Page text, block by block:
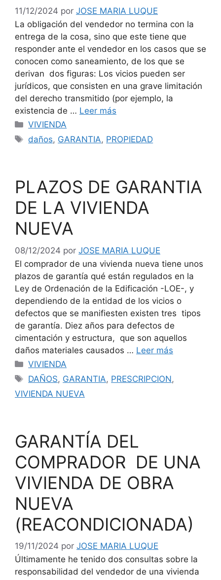
11/12/2024 por JOSE MARIA LUQUE
La obligación del vendedor no termina con la
entrega de la cosa, sino que este tiene que
responder ante el vendedor en los casos que se
conocen como saneamiento, de los que se
derivan dos figuras: Los vicios pueden ser
jurídicos, que consisten en una grave limitación
del derecho transmitido (por ejemplo, la
existencia de … Leer más
Categorías
VIVIENDA
Etiquetas
daños, GARANTIA, PROPIEDAD
PLAZOS DE GARANTIA
DE LA VIVIENDA
NUEVA
08/12/2024 por JOSE MARIA LUQUE
El comprador de una vivienda nueva tiene unos
plazos de garantía qué están regulados en la
Ley de Ordenación de la Edificación -LOE-, y
dependiendo de la entidad de los vicios o
defectos que se manifiesten existen tres tipos
de garantía. Diez años para defectos de
cimentación y estructura, que son aquellos
daños materiales causados … Leer más
Categorías
VIVIENDA
Etiquetas
DAÑOS, GARANTIA, PRESCRIPCION,
VIVIENDA NUEVA
GARANTÍA DEL
COMPRADOR DE UNA
VIVIENDA DE OBRA
NUEVA
(REACONDICIONADA)
19/11/2024 por JOSE MARIA LUQUE
Últimamente he tenido dos consultas sobre la
responsabilidad del vendedor de una vivienda